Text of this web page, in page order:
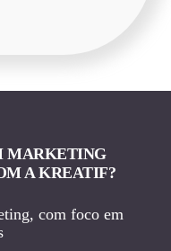
MARKETING
A KREATIF?
com foco em